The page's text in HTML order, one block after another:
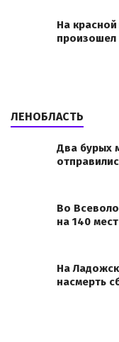
На
произошел
ЛЕНОБЛАСТЬ
Два бурых
Во
на 140
На
насмерть